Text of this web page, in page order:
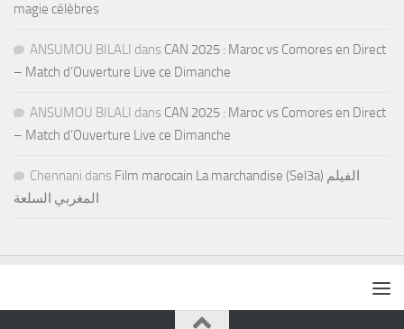
magie célèbres
ANSUMOU BILALI dans CAN 2025 : Maroc vs Comores en Direct
– Match d’Ouverture Live ce Dimanche
ANSUMOU BILALI dans CAN 2025 : Maroc vs Comores en Direct
– Match d’Ouverture Live ce Dimanche
Chennani dans Film marocain La marchandise (Sel3a) الفيلم
المغربي السلعة